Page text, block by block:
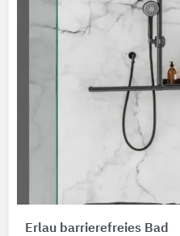
Erlau barrierefreies Bad